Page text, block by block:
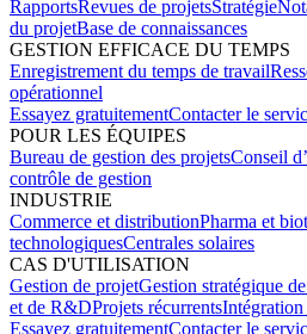
RapportsRevues de projetsStratégie
du projetBase de connaissances
GESTION EFFICACE DU TEMPS
Enregistrement du temps de travail
opérationnel
Essayez gratuitementContacter le
POUR LES ÉQUIPES
Bureau de gestion des projetsConseil
contrôle de gestion
INDUSTRIE
Commerce et distributionPharma et
technologiquesCentrales solaires
CAS D'UTILISATION
Gestion de projetGestion stratégique
et de R&DProjets récurrentsIntégration
Essayez gratuitementContacter le